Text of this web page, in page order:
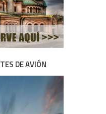
DE AVIÓN